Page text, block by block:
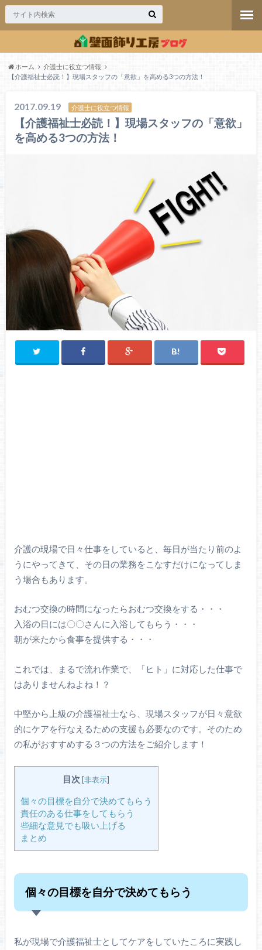
ホーム
介護士に役立つ情報
【介護福祉士必読！】現場スタッフの「意欲」を高める3つの方法！
2017.09.19 介護士に役立つ情報
【介護福祉士必読！】現場スタッフの「意欲」
を高める3つの方法！
介護の現場で日々仕事をしていると、毎日が当たり前のよ
うにやってきて、その日の業務をこなすだけになってしま
う場合もあります。
おむつ交換の時間になったらおむつ交換をする・・・
入浴の日には〇〇さんに入浴してもらう・・・
朝が来たから食事を提供する・・・
これでは、まるで流れ作業で、「ヒト」に対応した仕事で
はありませんねよね！？
中堅から上級の介護福祉士なら、現場スタッフが日々意欲
的にケアを行なえるための支援も必要なのです。そのため
の私がおすすめする３つの方法をご紹介します！
目次 [非表示]
個々の目標を自分で決めてもらう
責任のある仕事をしてもらう
些細な意見でも吸い上げる
まとめ
個々の目標を自分で決めてもらう
私が現場で介護福祉士としてケアをしていたころに実践し